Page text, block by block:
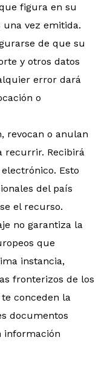
figura en su
una vez emitida.
de que su
y otros datos
error dará
o
revocan o anulan
recurrir. Recibirá
Esto
del país
el recurso.
no garantiza la
que
instancia,
fronterizos de los
conceden la
documentos
información